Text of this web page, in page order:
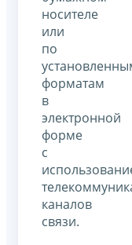
носителе
или
по
форматам
в
электронной
форме
с
каналов
связи.